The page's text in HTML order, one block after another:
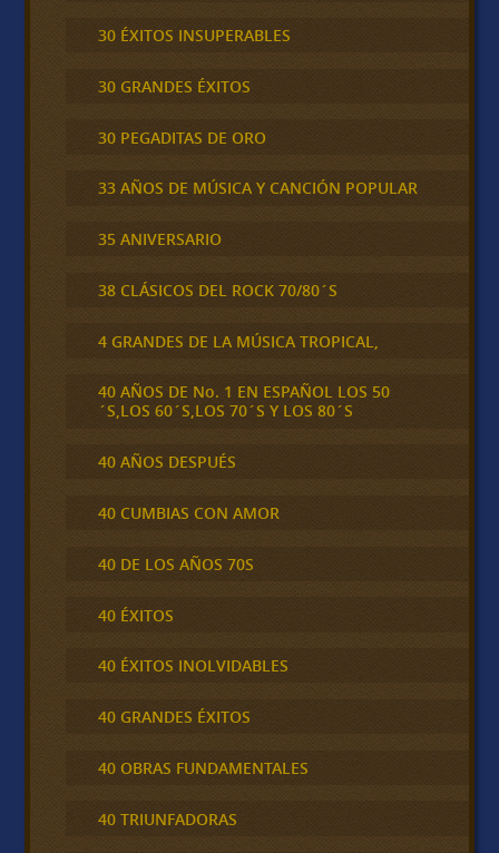
30 ÉXITOS INSUPERABLES
30 GRANDES ÉXITOS
30 PEGADITAS DE ORO
33 AÑOS DE MÚSICA Y CANCIÓN POPULAR
35 ANIVERSARIO
38 CLÁSICOS DEL ROCK 70/80´S
4 GRANDES DE LA MÚSICA TROPICAL,
40 AÑOS DE No. 1 EN ESPAÑOL LOS 50
´S,LOS 60´S,LOS 70´S Y LOS 80´S
40 AÑOS DESPUÉS
40 CUMBIAS CON AMOR
40 DE LOS AÑOS 70S
40 ÉXITOS
40 ÉXITOS INOLVIDABLES
40 GRANDES ÉXITOS
40 OBRAS FUNDAMENTALES
40 TRIUNFADORAS